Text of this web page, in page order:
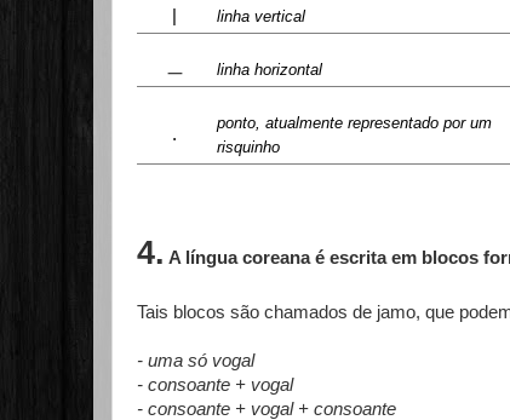
linha vertical
ㅡ linha horizontal
.
ponto, atualmente representado por um
risquinho
4. A língua coreana é escrita em blocos
Tais blocos são chamados de jamo, que
- uma só vogal
- consoante + vogal
- consoante + vogal + consoante